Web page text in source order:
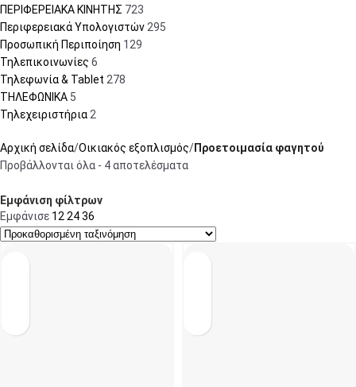
ΠΕΡΙΦΕΡΕΙΑΚΑ ΚΙΝΗΤΗΣ 723
Περιφερειακά Υπολογιστών295
Προσωπική Περιποίηση 129
Τηλεπικοινωνίες 6
Τηλεφωνία & Tablet 278
ΤΗΛΕΦΩΝΙΚΑ 5
Τηλεχειριστήρια2
Αρχική σελίδα Οικιακός εξοπλισμός
Προετοιμασία φαγητού
Προβάλλονται όλα - 4 αποτελέσματα
Εμφάνιση φίλτρων
Εμφάνισε 122436